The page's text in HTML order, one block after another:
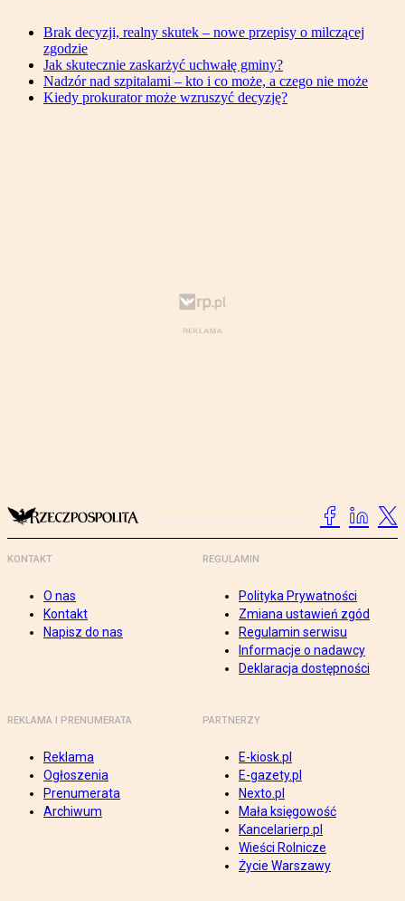
Brak decyzji, realny skutek – nowe przepisy o milczącej
zgodzie
Jak skutecznie zaskarżyć uchwałę gminy?
Nadzór nad szpitalami – kto i co może, a czego nie może
Kiedy prokurator może wzruszyć decyzję?
KONTAKT
O nas
Kontakt
Napisz do nas
REGULAMIN
Polityka Prywatności
Zmiana ustawień zgód
Regulamin serwisu
Informacje o nadawcy
Deklaracja dostępności
REKLAMA I PRENUMERATA
Reklama
Ogłoszenia
Prenumerata
Archiwum
PARTNERZY
E-kiosk.pl
E-gazety.pl
Nexto.pl
Mała księgowość
Kancelarierp.pl
Wieści Rolnicze
Życie Warszawy